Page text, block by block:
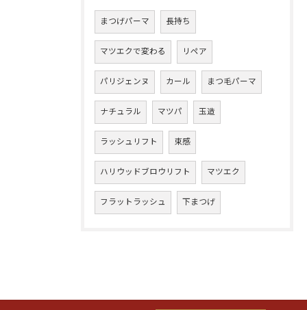
まつげパーマ 長持ち
マツエクで変わる リペア
パリジェンヌ カール まつ毛パーマ
ナチュラル マツパ 玉造
ラッシュリフト 束感
ハリウッドブロウリフト マツエク
フラットラッシュ 下まつげ